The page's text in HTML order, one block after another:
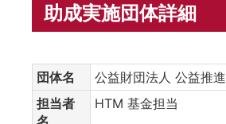
助成実施団体詳細
団体名
公益財団法人 公益推
担当者
名
HTM 基金担当